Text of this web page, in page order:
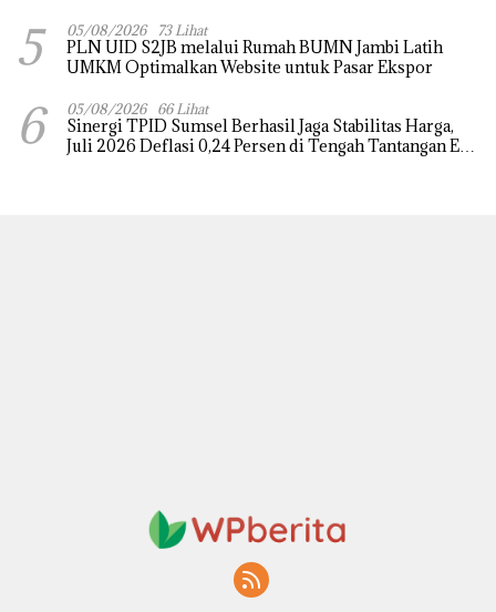
5 05/08/2026 73 Lihat
PLN UID S2JB melalui Rumah BUMN Jambi Latih
UMKM Optimalkan Website untuk Pasar Ekspor
6 05/08/2026 66 Lihat
Sinergi TPID Sumsel Berhasil Jaga Stabilitas Harga,
Juli 2026 Deflasi 0,24 Persen di Tengah Tantangan El